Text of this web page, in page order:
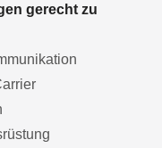
gerecht zu